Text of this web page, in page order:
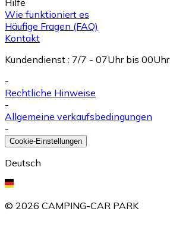
Wie funktioniert es
Häufige Fragen (FAQ)
Kontakt
Kundendienst : 7/7 - 07Uhr bis 00Uhr
-
Rechtliche Hinweise
-
Allgemeine verkaufsbedingungen
-
Cookie-Einstellungen
Deutsch
© 2026 CAMPING-CAR PARK